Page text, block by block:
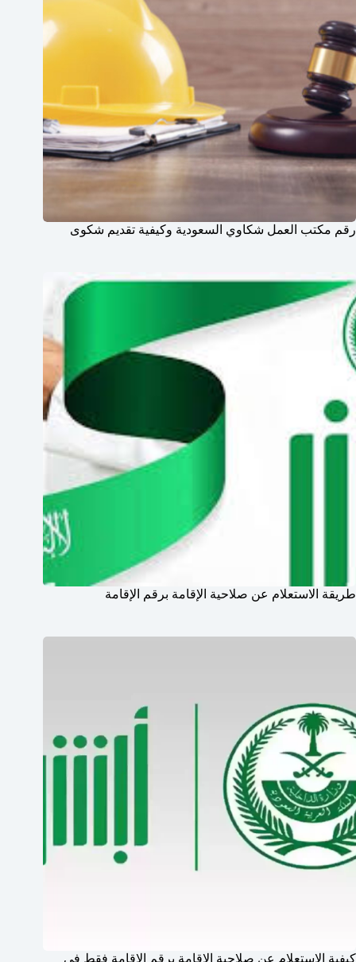
رقم مكتب العمل شكاوي السعودية وكيفية تقديم شكوى
طريقة الاستعلام عن صلاحية الإقامة برقم الإقامة
كيفية الاستعلام عن صلاحية الإقامة برقم الإقامة فقط في